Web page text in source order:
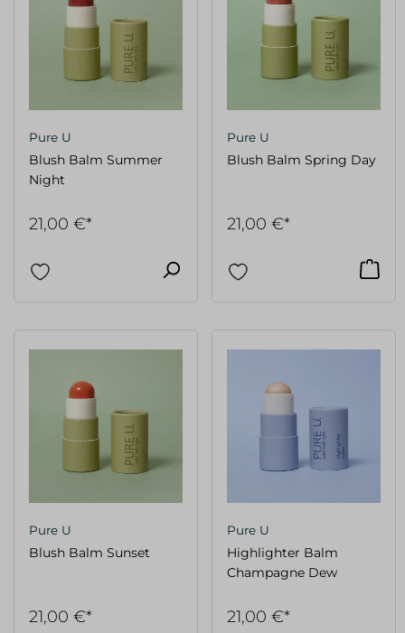
Pure U
Blush Balm Summer
Night
21,00 €*
Pure U
Blush Balm Spring Day
21,00 €*
Pure U
Blush Balm Sunset
21,00 €*
Pure U
Highlighter Balm
Champagne Dew
21,00 €*